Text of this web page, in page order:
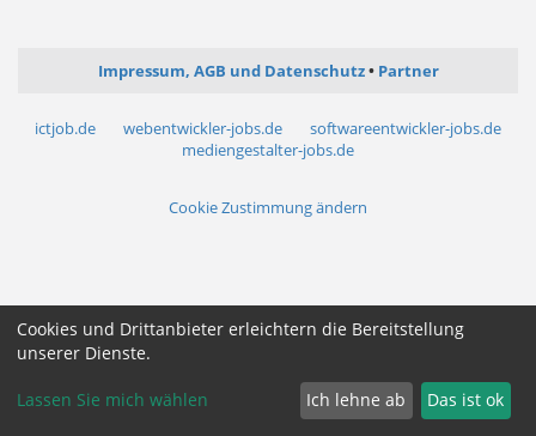
Impressum, AGB und Datenschutz Partner
ictjob.de webentwickler-jobs.de
softwareentwickler-jobs.de
mediengestalter-jobs.de
Cookie Zustimmung ändern
Cookies und Drittanbieter erleichtern die Bereitstellung
unserer Dienste.
Lassen Sie mich wählen Ich lehne ab Das ist ok